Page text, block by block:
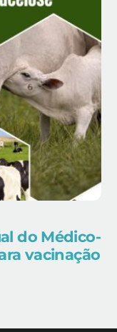
do Médico-
vacinação